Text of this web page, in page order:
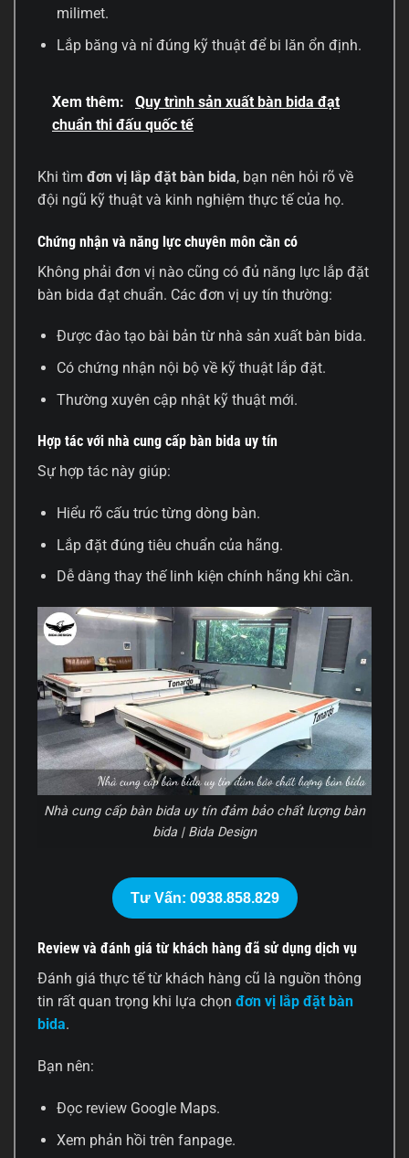
milimet.
Lắp băng và nỉ đúng kỹ thuật để bi lăn ổn định.
Xem thêm:
Quy trình sản xuất bàn bida đạt
chuẩn thi đấu quốc tế
Khi tìm đơn vị lắp đặt bàn bida, bạn nên hỏi rõ về
đội ngũ kỹ thuật và kinh nghiệm thực tế của họ.
Chứng nhận và năng lực chuyên môn cần có
Không phải đơn vị nào cũng có đủ năng lực lắp đặt
bàn bida đạt chuẩn. Các đơn vị uy tín thường:
Được đào tạo bài bản từ nhà sản xuất bàn bida.
Có chứng nhận nội bộ về kỹ thuật lắp đặt.
Thường xuyên cập nhật kỹ thuật mới.
Hợp tác với nhà cung cấp bàn bida uy tín
Sự hợp tác này giúp:
Hiểu rõ cấu trúc từng dòng bàn.
Lắp đặt đúng tiêu chuẩn của hãng.
Dễ dàng thay thế linh kiện chính hãng khi cần.
Nhà cung cấp bàn bida uy tín đảm bảo chất lượng bàn
bida | Bida Design
Tư Vấn: 0938.858.829
Review và đánh giá từ khách hàng đã sử dụng dịch vụ
Đánh giá thực tế từ khách hàng cũ là nguồn thông
tin rất quan trọng khi lựa chọn đơn vị lắp đặt bàn
bida.
Bạn nên:
Đọc review Google Maps.
Xem phản hồi trên fanpage.